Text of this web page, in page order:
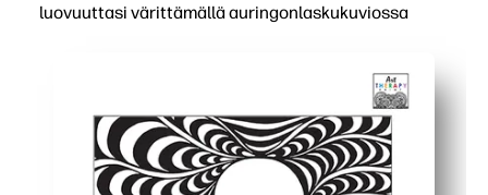
luovuuttasi värittämällä auringonlaskukuviossa
Rauhoittava keskittyminen - virtaavat
Taitojen kehittäminen - vahvistaa hienomotorista
Monipuolinen kotiin tai luokkaan - täydellinen